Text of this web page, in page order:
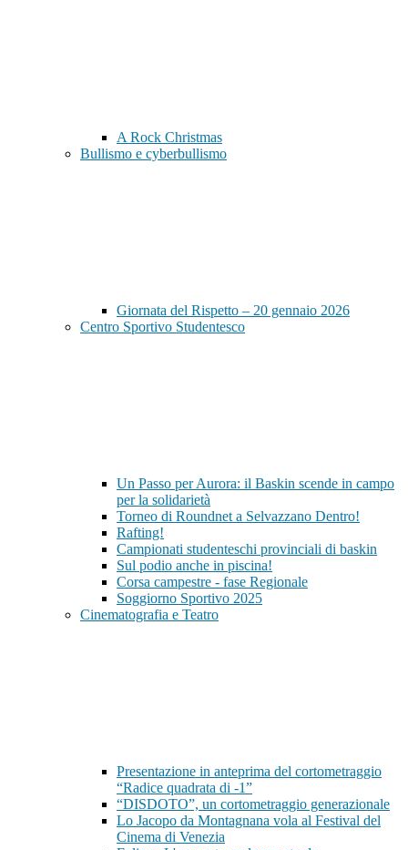
A Rock Christmas
Bullismo e cyberbullismo
Giornata del Rispetto – 20 gennaio 2026
Centro Sportivo Studentesco
Un Passo per Aurora: il Baskin scende in campo
per la solidarietà
Torneo di Roundnet a Selvazzano Dentro!
Rafting!
Campionati studenteschi provinciali di baskin
Sul podio anche in piscina!
Corsa campestre - fase Regionale
Soggiorno Sportivo 2025
Cinematografia e Teatro
Presentazione in anteprima del cortometraggio
“Radice quadrata di -1”
“DISDOTO”, un cortometraggio generazionale
Lo Jacopo da Montagnana vola al Festival del
Cinema di Venezia